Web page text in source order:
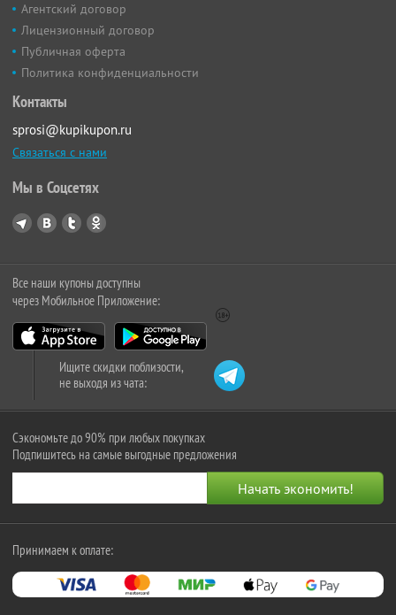
Агентский договор
Лицензионный договор
Публичная оферта
Политика конфиденциальности
Контакты
sprosi@kupikupon.ru
Связаться с нами
Мы в Соцсетях
Все наши купоны доступны
через Мобильное Приложение:
Ищите скидки поблизости,
не выходя из чата:
Сэкономьте до 90% при любых покупках
Подпишитесь на самые выгодные предложения
Принимаем к оплате: